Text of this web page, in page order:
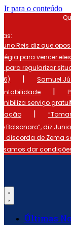
Ir para o conteúdo
Reis diz que
para vencer
para regularizar
|
Samuel
|
serviço
|
Bolsonaro”, diz
discorda de Zema
dar
Últimas